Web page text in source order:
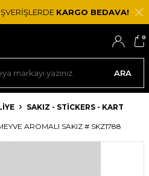
KARGO BEDAVA!
ARA
0
SAKIZ - STICKERS - KART
AROMALI SAKIZ # SKZ1788